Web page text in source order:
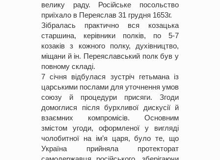
велику раду. Російське посольство
приїхало в Переяслав 31 грудня 1653г.
Зібралась практично вся козацька
старшина, керівники полків, по 5-7
козаків з кожного полку, духівництво,
міщани й ін. Переяславський полк був у
повному складі.
7 січня відбулася зустріч гетьмана із
царськими послами для уточнення умов
союзу й процедури присяги. Згоди
домоглися після бурхливої дискусії й
взаємних компромісів. Основним
змістом угоди, оформленої у вигляді
чолобитної на ім’я царя, було те, що
Україна прийняла протекторат